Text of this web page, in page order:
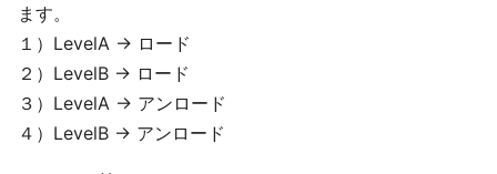
ます。
１）LevelA -> ロード
２）LevelB -> ロード
３）LevelA -> アンロード
４）LevelB -> アンロード